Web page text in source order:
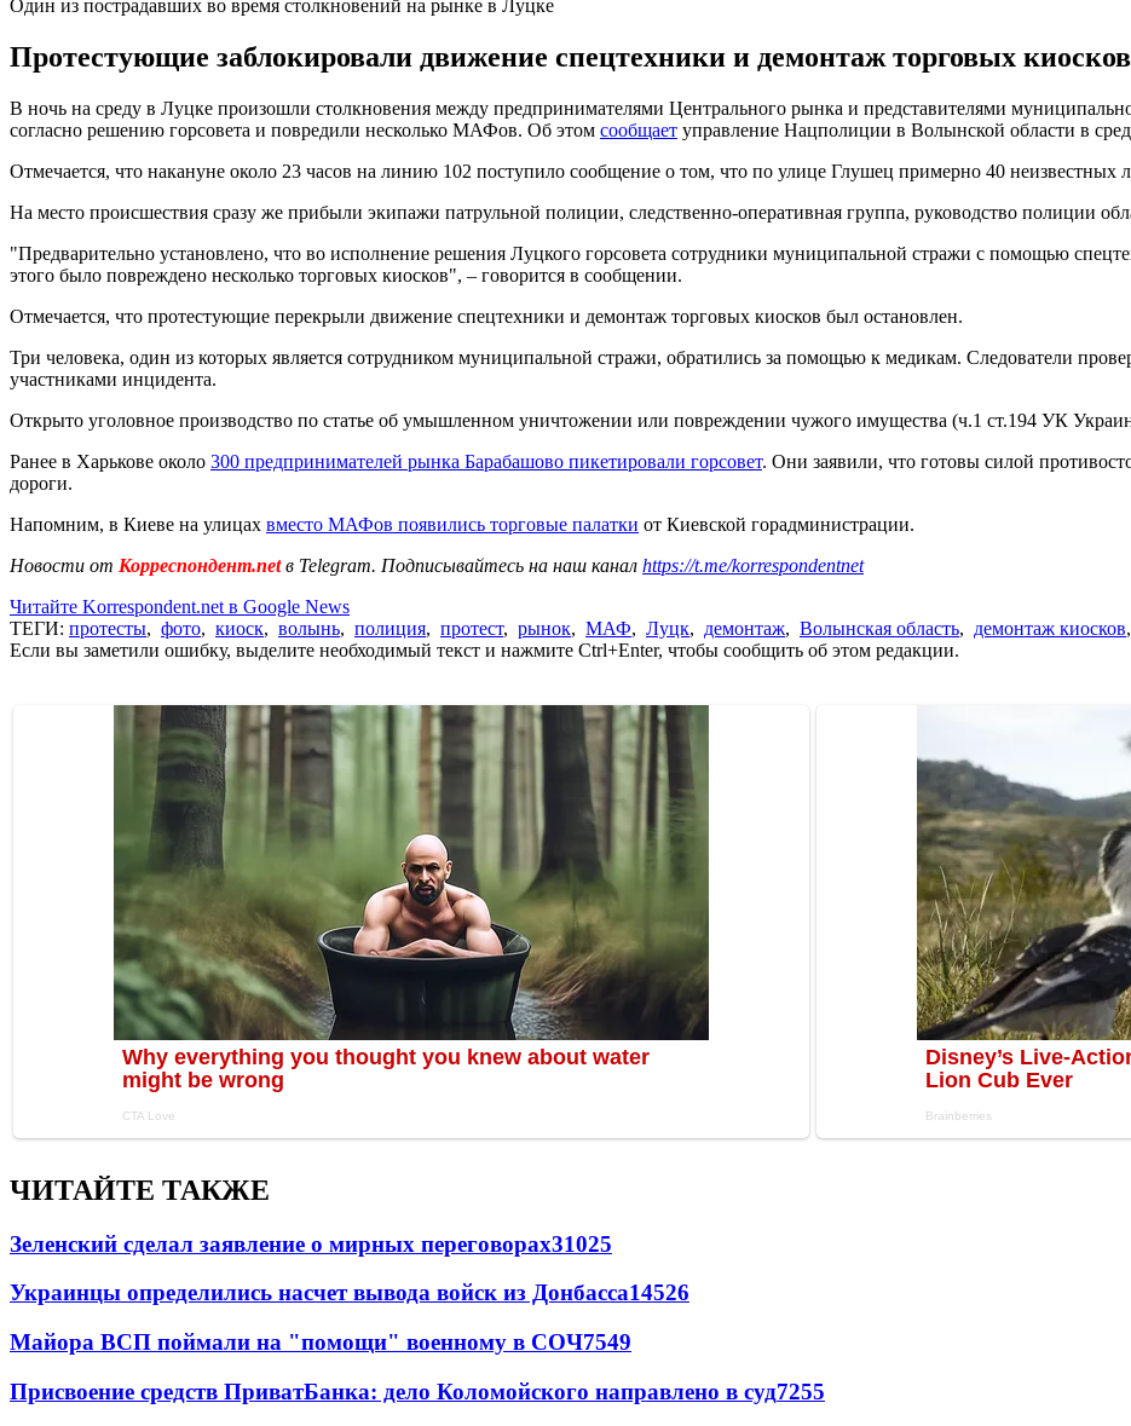
Один из пострадавших во время столкновений на рынке в Луцке
Протестующие заблокировали движение спецтехники и демонтаж торговых
В ночь на среду в Луцке произошли столкновения между предпринимателями Центрального рынка и представителями
согласно решению горсовета и повредили несколько МАФов. Об этом сообщает управление Нацполиции в Волынской области в
Отмечается, что накануне около 23 часов на линию 102 поступило сообщение о том, что по улице Глушец примерно 40
На место происшествия сразу же прибыли экипажи патрульной полиции, следственно-оперативная группа, руководство полиции
"Предварительно установлено, что во исполнение решения Луцкого горсовета сотрудники муниципальной стражи с помощью
этого было повреждено несколько торговых киосков", – говорится в сообщении.
Отмечается, что протестующие перекрыли движение спецтехники и демонтаж торговых киосков был остановлен.
Три человека, один из которых является сотрудником муниципальной стражи, обратились за помощью к медикам. Следователи
участниками инцидента.
Открыто уголовное производство по статье об умышленном уничтожении или повреждении чужого имущества (ч.1 ст.194 УК
Ранее в Харькове около 300 предпринимателей рынка Барабашово пикетировали горсовет. Они заявили, что готовы силой
дороги.
Напомним, в Киеве на улицах вместо МАФов появились торговые палатки от Киевской горадминистрации.
Новости от Корреспондент.netв Telegram. Подписывайтесь на наш канал https://t.me/korrespondentnet
Читайте Korrespondent.net в Google News
ТЕГИ: протесты, фото, киоск, волынь, полиция, протест, рынок, МАФ, Луцк, демонтаж, Волынская область, демонтаж киосков,
Если вы заметили ошибку, выделите необходимый текст и нажмите Ctrl+Enter, чтобы сообщить об этом редакции.
ЧИТАЙТЕ ТАКЖЕ
Зеленский сделал заявление о мирных переговорах31025
Украинцы определились насчет вывода войск из Донбасса14526
Майора ВСП поймали на "помощи" военному в СОЧ7549
Присвоение средств ПриватБанка: дело Коломойского направлено в суд7255